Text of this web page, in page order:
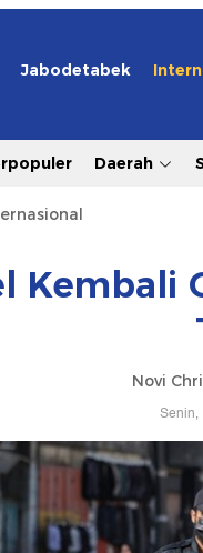
Jabodetabek
Daerah
Kembali
Novi
Senin,